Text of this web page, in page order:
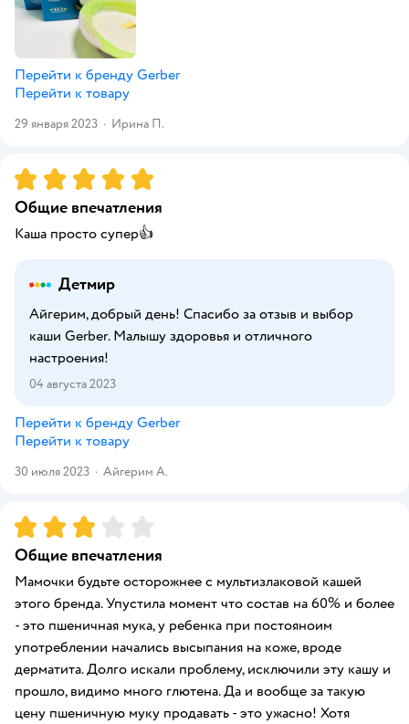
Перейти к бренду Gerber
Перейти к товару
29 января 2023 · Ирина П.
Рейтинг:5
Общие впечатления
Каша просто супер👍
Детмир
Айгерим, добрый день! Спасибо за отзыв и выбор
каши Gerber. Малышу здоровья и отличного
настроения!
04 августа 2023
Перейти к бренду Gerber
Перейти к товару
30 июля 2023 · Айгерим А.
Рейтинг:3
Общие впечатления
Мамочки будьте осторожнее с мультизлаковой кашей
этого бренда. Упустила момент что состав на 60% и более
- это пшеничная мука, у ребенка при постояноим
употреблении начались высыпания на коже, вроде
дерматита. Долго искали проблему, исключили эту кашу и
прошло, видимо много глютена. Да и вообще за такую
цену пшеничную муку продавать - это ужасно! Хотя